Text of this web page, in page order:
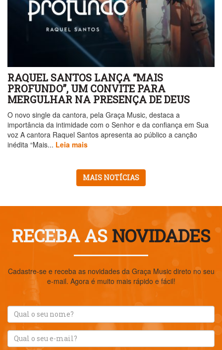
RAQUEL SANTOS LANÇA “MAIS
PROFUNDO”, UM CONVITE PARA
MERGULHAR NA PRESENÇA DE DEUS
O novo single da cantora, pela Graça Music, destaca a
importância da intimidade com o Senhor e da confiança em Sua
voz A cantora Raquel Santos apresenta ao público a canção
inédita “Mais... Leia mais
MAIS NOTÍCIAS
RECEBA AS NOVIDADES
Cadastre-se e receba as novidades da Graça Music direto no seu
e-mail. Agora é muito mais rápido e fácil!